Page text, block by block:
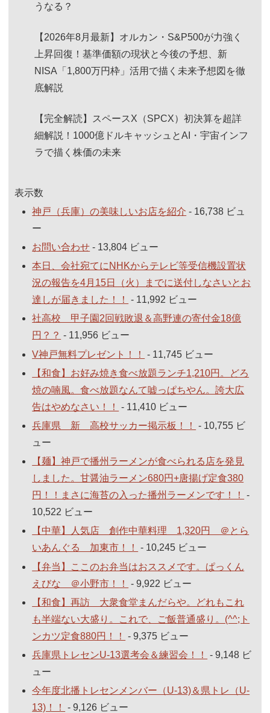
うなる？
【2026年8月最新】オルカン・S&P500が力強く
上昇回復！基準価額の現状と今後の予想、新
NISA「1,800万円枠」活用で描く未来予想図を徹
底解説
【完全解読】スペースX（SPCX）初決算を超詳
細解説！1000億ドルキャッシュとAI・宇宙インフ
ラで描く株価の未来
表示数
神戸（兵庫）の美味しいお店を紹介 - 16,738 ビュ
ー
お問い合わせ - 13,804 ビュー
本日、会社宛てにNHKからテレビ等受信機設置状
況の報告を4月15日（火）までに送付しなさいとお
達しが届きました！！
- 11,992 ビュー
社高校 甲子園2回戦敗退＆高野連の寄付金18億
円？？ - 11,956 ビュー
V神戸無料プレゼント！！
- 11,745 ビュー
【和食】お好み焼き食べ放題ランチ1,210円。どろ
焼の喃風。食べ放題なんて嘘っぱちやん。誇大広
告はやめなさい！！
- 11,410 ビュー
兵庫県 新 高校サッカー掲示板！！
- 10,755 ビ
ュー
【麺】神戸で播州ラーメンが食べられる店を発見
しました。甘醤油ラーメン680円+唐揚げ定食380
円！！まさに海苔の入った播州ラーメンです！！
-
10,522 ビュー
【中華】人気店 創作中華料理 1,320円 ＠とら
いあんぐる 加東市！！
- 10,245 ビュー
【弁当】ここのお弁当はおススメです。ぱっくん
えびな ＠小野市！！
- 9,922 ビュー
【和食】再訪 大衆食堂まんだらや。どれもこれ
も半端ない大盛り。これで、ご飯普通盛り。(^^;ト
ンカツ定食880円！！
- 9,375 ビュー
兵庫県トレセンU-13選考会＆練習会！！
- 9,148 ビ
ュー
今年度北播トレセンメンバー（U-13)＆県トレ（U-
13)！！
- 9,126 ビュー